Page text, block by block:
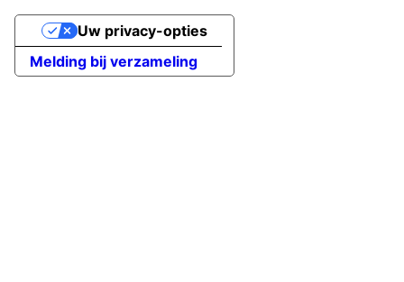
Melding bij verzameling
Uw privacy-opties